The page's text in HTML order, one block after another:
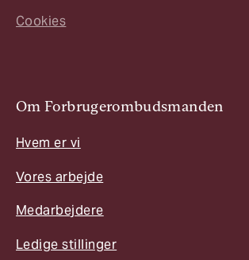
Cookies
Om Forbrugerombudsmanden
Hvem er vi
Vores arbejde
Medarbejdere
Ledige stillinger